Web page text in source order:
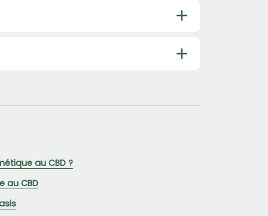
au CBD ?
au CBD